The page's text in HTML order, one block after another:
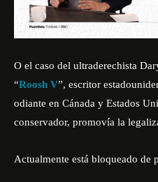
O el caso del ultraderechista
“Roosh V”, escritor
odiante en Cánada y Estados
conservador, promovía la
Actualmente está bloqueado de